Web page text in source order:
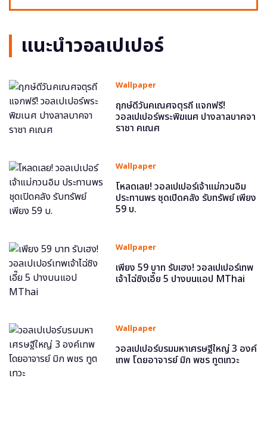
แนะนำวอลเปเปอร์
Wallpaper
ฤกษ์ดีวันคเณศจตุรถี แจกฟรี!
วอลเปเปอร์พระพิฆเนศ ปางลาลบาคจา
ราชา คเณศ
Wallpaper
โหลดเลย! วอลเปเปอร์เจ้าแม่กวนอิม
ประทานพร ชุดเปิดคลัง รับทรัพย์ เพียง
59 บ.
Wallpaper
เพียง 59 บาท รับเฮง! วอลเปเปอร์เทพ
เจ้าไฉ่ซิงเอี๊ย 5 ปางบนแอป MThai
Wallpaper
วอลเปเปอร์บรมมหาเศรษฐีใหญ่ 3 องค์
เทพ โดยอาจารย์ มิก พชร ทูตเทวะ